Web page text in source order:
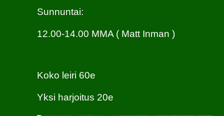
Sunnuntai:
12.00-14.00 MMA ( Matt Inman )
Koko leiri 60e
Yksi harjoitus 20e